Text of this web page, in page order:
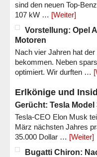
sind den neuen Top-
107 kW … [Weiter]
Vorstellung: Opel
Motoren
Nach vier Jahren hat
bekommen. Neben
optimiert. Wir durften …
Erlkönige und
Gerücht: Tesla
Tesla-CEO Elon Musk
März nächsten Jahres
35.000 Dollar … [Weiter]
Bugatti Chiron: